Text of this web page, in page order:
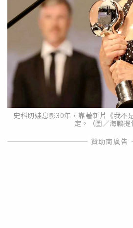
史科切娃息影30年，靠著新片《我不
定。（圖／海鵬提